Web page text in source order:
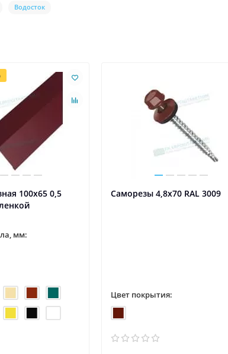
Водосток
100х65 0,5
мм:
Саморезы 4,8х70 RAL 3009
Цвет покрытия: